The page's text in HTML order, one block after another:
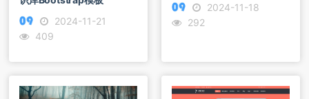
2024-11-21
409
2024-11-18
292